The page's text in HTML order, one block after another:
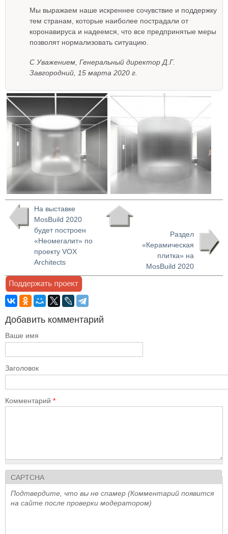
Мы выражаем наше искреннее сочувствие и поддержку
тем странам, которые наиболее пострадали от
коронавируса и надеемся, что все предпринятые меры
позволят нормализовать ситуацию.
С Уважением, Генеральный директор Д.Г.
Завгородний, 15 марта 2020 г.
На выставке
MosBuild 2020
будет построен
«Неомегалит» по
проекту VOX
Architects
Раздел
«Керамическая
плитка» на
MosBuild 2020
Добавить комментарий
Ваше имя
Заголовок
Комментарий *
CAPTCHA
Подтвердите, что вы не спамер (Комментарий появится
на сайте после проверки модератором)